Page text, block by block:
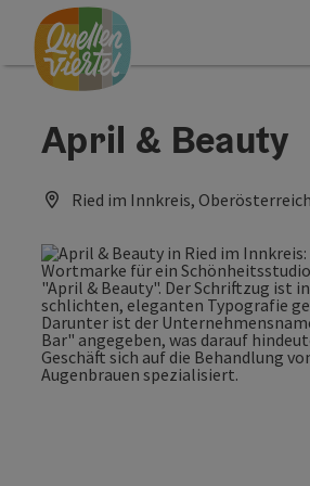
Zum Inhalt
Zur Navigation
Zum Seitenanfang
April & Beauty
Ried im Innkreis,